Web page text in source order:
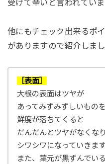
受けて辛いと言われていま
他にもチェック出来るポ
がありますので紹介しまし
［表面］
大根の表面はツヤが
あってみずみずしいもの
鮮度が落ちてくると
だんだんとツヤがなくなり
シワシワになっていきます
また、葉元が黒ずんでい